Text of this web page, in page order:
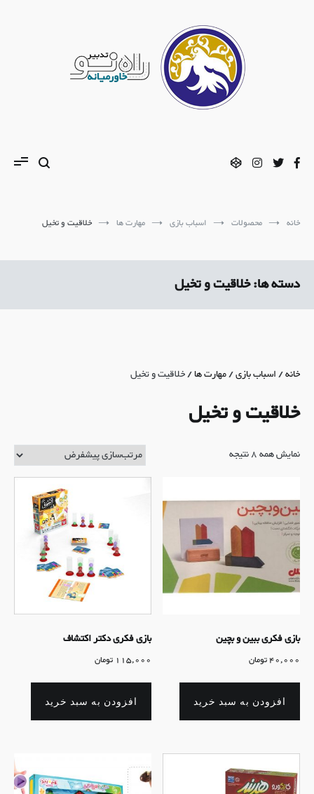
خانه محصولات اسباب بازی مهارت ها خلاقیت و تخیل
دسته ها:خلاقیت و تخیل
خانه/اسباب بازی/مهارت ها/ خلاقیت و تخیل
خلاقیت و تخیل
نمایش همه 8 نتیجه
بازی فکری ببین و بچین
40,000تومان
افزودن به سبد خرید
بازی فکری دکتر اکتشاف
115,000 تومان
افزودن به سبد خرید